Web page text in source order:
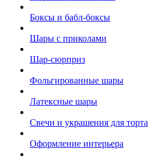
Боксы и бабл-боксы
Шары с приколами
Шар-сюрприз
Фольгированные шары
Латексные шары
Свечи и украшения для торта
Оформление интерьера